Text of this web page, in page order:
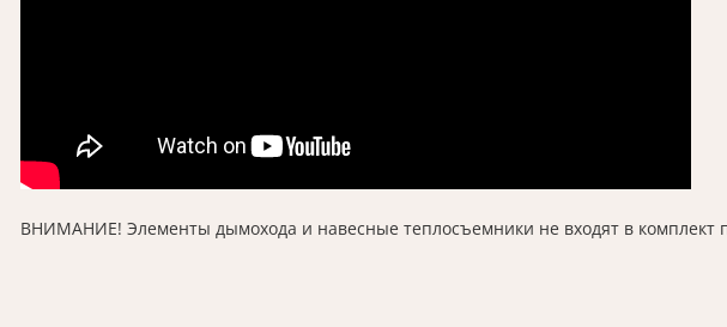
ВНИМАНИЕ! Элементы дымохода и навесные теплосъемники не входят в комплект